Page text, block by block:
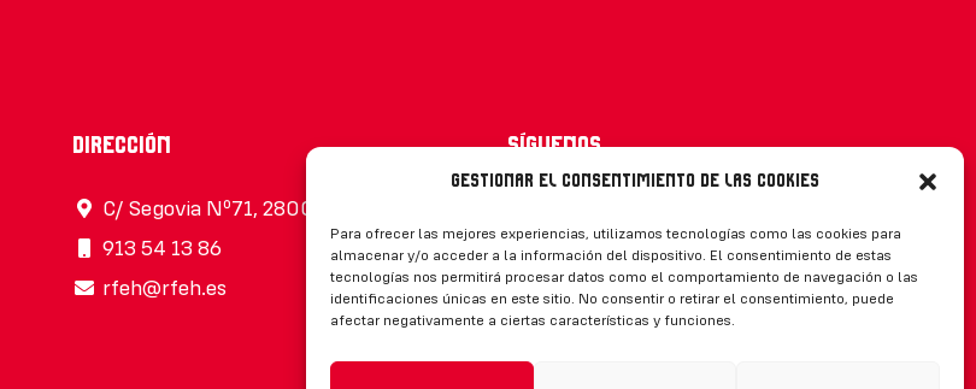
Gestionar el consentimiento de las cookies
Para ofrecer las mejores experiencias, utilizamos tecnologías como las cookies para
almacenar y/o acceder a la información del dispositivo. El consentimiento de estas
tecnologías nos permitirá procesar datos como el comportamiento de navegación o las
identificaciones únicas en este sitio. No consentir o retirar el consentimiento, puede
afectar negativamente a ciertas características y funciones.
Dirección
C/ Segovia Nº71, 28005, Madrid
913 54 13 86
rfeh@rfeh.es
Síguenos
CONTACTO